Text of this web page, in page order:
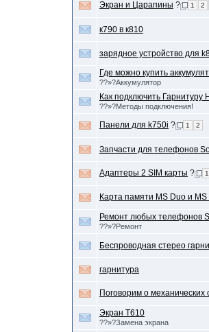
Экран и Царапины ? 1 2
к790 в к810
зарядное устройство для
Где можно купить
??»?Аккумулятор
Как подключить Гарнитуру
??»?Методы подключения!
Панели для k750i ? 1 2
Запчасти для телефонов
Адаптеры 2 SIM карты ? 1
Карта памяти MS Duo и
Ремонт любых телефонов
??»?Ремонт
Беспроводная стерео
гарнитура
Поговорим о механических
Экран T610
??»?Замена экрана